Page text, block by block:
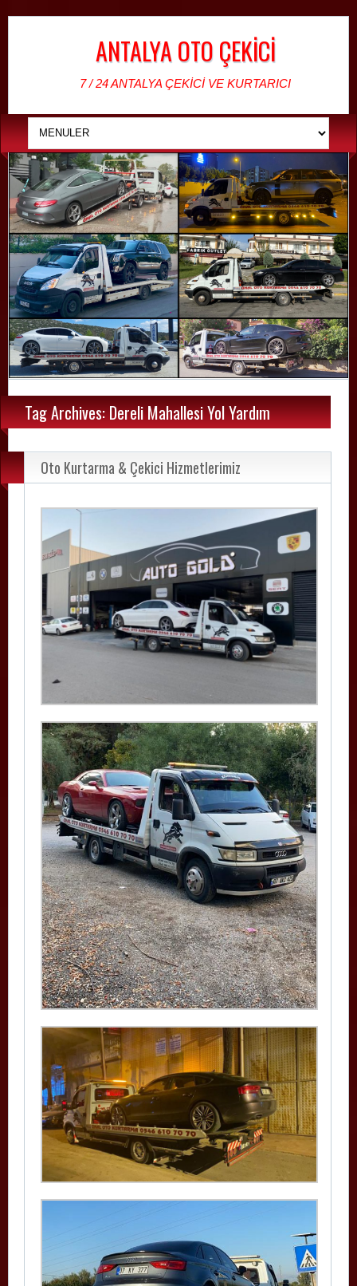
ANTALYA OTO ÇEKİCİ
7 / 24 ANTALYA ÇEKİCİ VE KURTARICI
Tag Archives: Dereli Mahallesi Yol Yardım
Oto Kurtarma & Çekici Hizmetlerimiz